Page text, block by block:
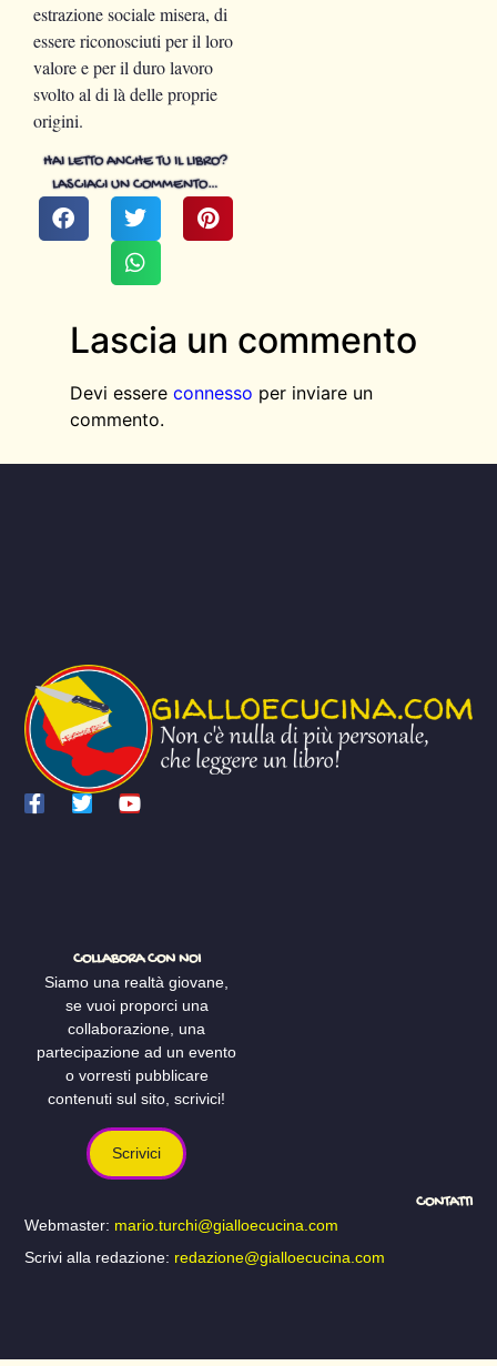
HAI LETTO ANCHE TU IL LIBRO?
LASCIACI UN COMMENTO…
estrazione sociale misera, di
essere riconosciuti per il loro
valore e per il duro lavoro
svolto al di là delle proprie
origini.
Lascia un commento
Devi essere connesso per inviare un
commento.
COLLABORA CON NOI
Siamo una realtà giovane,
se vuoi proporci una
collaborazione, una
partecipazione ad un evento
o vorresti pubblicare
contenuti sul sito, scrivici!
Scrivici
CONTATTI
Webmaster: mario.turchi@gialloecucina.com
Scrivi alla redazione: redazione@gialloecucina.com